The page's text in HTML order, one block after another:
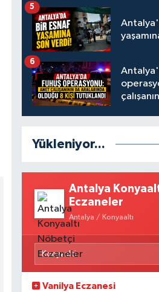
5
6
Yükleniyor...
Antalya
Eczaneler
Antalya / Konyaaltı
Vanilya Eczanesi